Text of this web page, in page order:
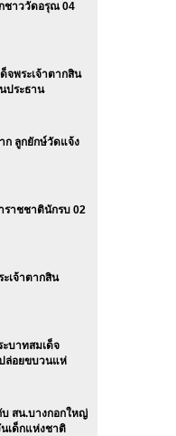
ชาววัดอรุณ 04
จพระเจ้าตากสิน
ประธาน
ก ลูกยักษ์วัดแจ้ง
ราชชาตินักรบ 02
เจ้าตากสิน
บาทสมเด็จ
ล่อยขบวนแห่
สน.บางกอกใหญ่
เด็กแห่งชาติ